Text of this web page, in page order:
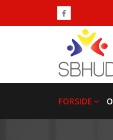
FORSIDE